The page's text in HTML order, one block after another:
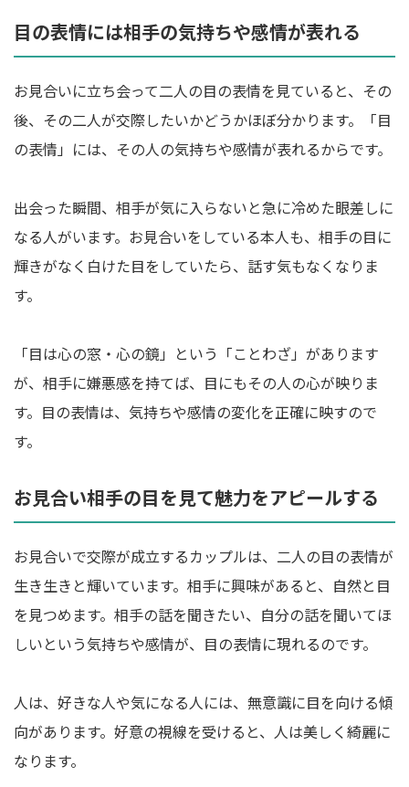
目の表情には相手の気持ちや感情が表れる
お見合いに立ち会って二人の目の表情を見ていると、その
後、その二人が交際したいかどうかほぼ分かります。「目
の表情」には、その人の気持ちや感情が表れるからです。
出会った瞬間、相手が気に入らないと急に冷めた眼差しに
なる人がいます。お見合いをしている本人も、相手の目に
輝きがなく白けた目をしていたら、話す気もなくなりま
す。
「目は心の窓・心の鏡」という「ことわざ」があります
が、相手に嫌悪感を持てば、目にもその人の心が映りま
す。目の表情は、気持ちや感情の変化を正確に映すので
す。
お見合い相手の目を見て魅力をアピールする
お見合いで交際が成立するカップルは、二人の目の表情が
生き生きと輝いています。相手に興味があると、自然と目
を見つめます。相手の話を聞きたい、自分の話を聞いてほ
しいという気持ちや感情が、目の表情に現れるのです。
人は、好きな人や気になる人には、無意識に目を向ける傾
向があります。好意の視線を受けると、人は美しく綺麗に
なります。